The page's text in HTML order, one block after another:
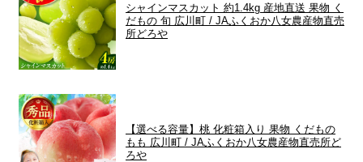
シャインマスカット 約1.4kg 産地直送 果物 く
だもの 旬 広川町 / JAふくおか八女農産物直売
所どろや
【選べる容量】桃 化粧箱入り 果物 くだもの
もも 広川町 / JAふくおか八女農産物直売所ど
ろや